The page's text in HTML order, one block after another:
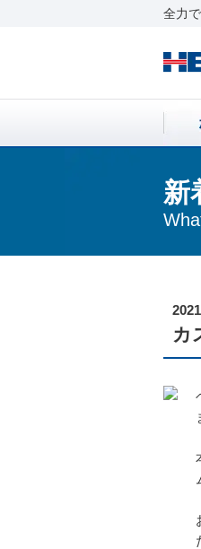
全力
新
カ